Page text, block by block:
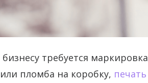
требуется маркировка
пломба на коробку, печать